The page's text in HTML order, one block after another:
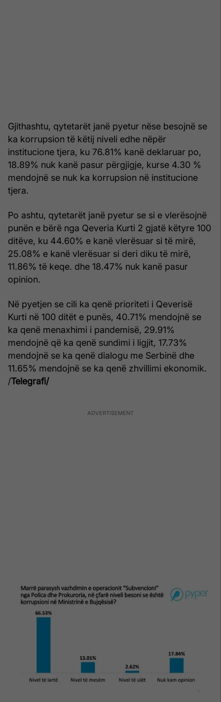
Gjithashtu, qytetarët janë pyetur nëse besojnë se
ka korrupsion të këtij niveli edhe nëpër
institucione tjera, ku 76.81% kanë deklaruar po,
18.89% nuk kanë pasur përgjigje, kurse 4.30 %
mendojnë se nuk ka korrupsion në institucione
tjera.
Po ashtu, qytetarët janë pyetur se si e vlerësojnë
punën e bërë nga Qeveria Kurti 2 gjatë këtyre 100
ditëve, ku 44.60% e kanë vlerësuar si të mirë,
25.08% e kanë vlerësuar si deri diku të mirë,
11.86% të keqe. dhe 18.47% nuk kanë pasur
opinion.
Në pyetjen se cili ka qenë prioriteti i Qeverisë
Kurti në 100 ditët e punës, 40.71% mendojnë se
ka qenë menaxhimi i pandemisë, 29.91%
mendojnë që ka qenë sundimi i ligjit, 17.73%
mendojnë se ka qenë dialogu me Serbinë dhe
11.65% mendojnë se ka qenë zhvillimi ekonomik.
/Telegrafi/